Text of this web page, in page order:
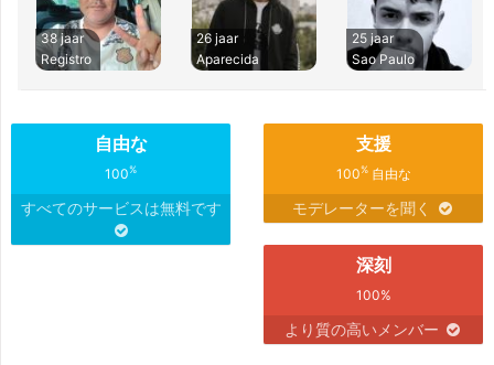
38 jaar
Registro
26 jaar
Aparecida
25 jaar
Sao Paulo
自由な
100%
すべてのサービスは無料です
支援
100%自由な
モデレーターを聞く
深刻
100%
より質の高いメンバー